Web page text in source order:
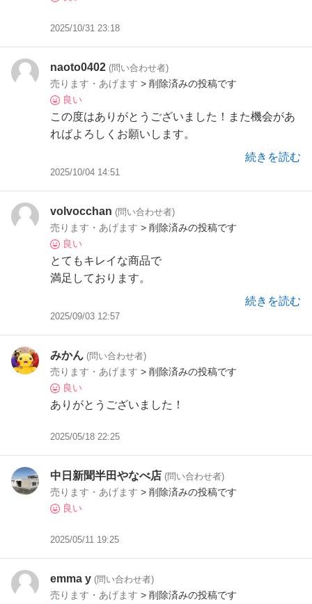
2025/10/31 23:18
naoto0402 (問い合わせ者)
売ります・あげます > 削除済みの投稿です
良い
この度はありがとうございました！また機会があ
ればよろしくお願いします。
続きを読む
2025/10/04 14:51
volvocchan (問い合わせ者)
売ります・あげます > 削除済みの投稿です
良い
とてもキレイな商品で
満足しております。
続きを読む
2025/09/03 12:57
みかん (問い合わせ者)
売ります・あげます > 削除済みの投稿です
良い
ありがとうございました！
2025/05/18 22:25
中日新聞半田やなべ店 (問い合わせ者)
売ります・あげます > 削除済みの投稿です
良い
2025/05/11 19:25
emma y (問い合わせ者)
売ります・あげます > 削除済みの投稿です